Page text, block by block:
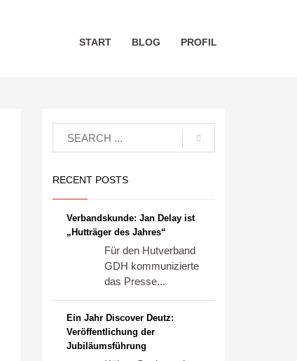
START BLOG PROFIL
RECENT POSTS
Verbandskunde: Jan Delay ist
„Hutträger des Jahres“
Für den Hutverband
GDH kommunizierte
das Presse...
Ein Jahr Discover Deutz:
Veröffentlichung der
Jubiläumsführung